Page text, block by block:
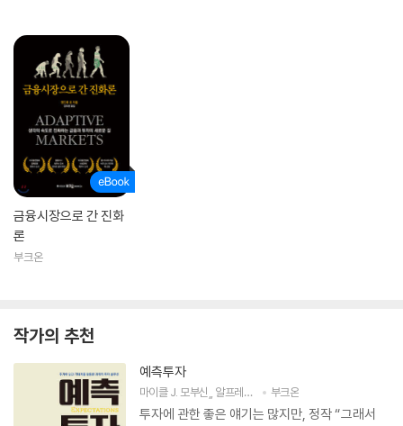
금융시장으로 간 진화
론
부크온
작가의 추천
예측투자
마이클 J. 모부신 알프레드 래퍼포트 저
부크온
투자에 관한 좋은 얘기는 많지만, 정작 “그래서